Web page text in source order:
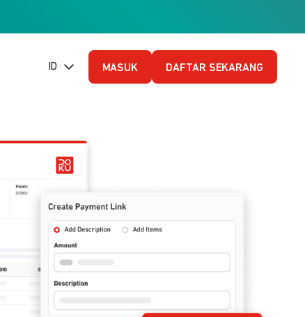
ID (Bahasa Indonesia)
MASUK DAFTAR SEKARANG